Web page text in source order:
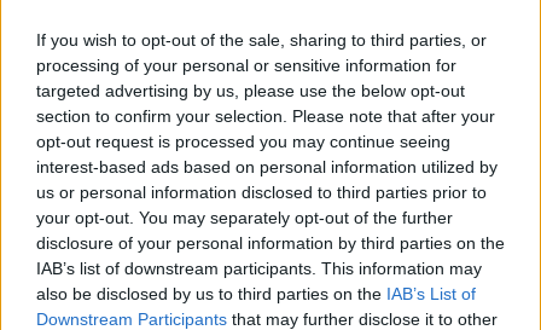
If you wish to opt-out of the sale, sharing to third parties, or
processing of your personal or sensitive information for
targeted advertising by us, please use the below opt-out
section to confirm your selection. Please note that after your
opt-out request is processed you may continue seeing
interest-based ads based on personal information utilized by
us or personal information disclosed to third parties prior to
your opt-out. You may separately opt-out of the further
disclosure of your personal information by third parties on the
IAB’s list of downstream participants. This information may
also be disclosed by us to third parties on the IAB’s List of
Downstream Participants that may further disclose it to other